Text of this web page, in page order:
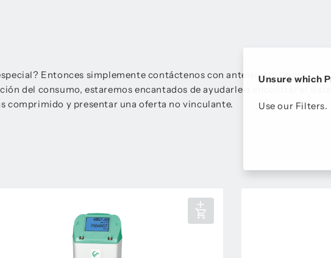
Entonces simplemente contáctenos con antelación. Como
del consumo, estaremos encantados de ayudarle a encontrar el
comprimido y presentar una oferta no vinculante.
Unsure which
Use our Filters.